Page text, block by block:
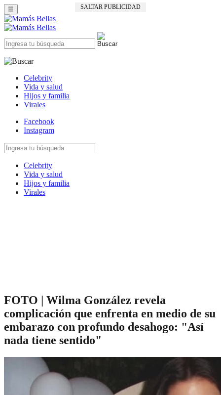
SALTAR PUBLICIDAD
☰
Celebrity
Vida y salud
Hijos y familia
Virales
Facebook
Instagram
Celebrity
Vida y salud
Hijos y familia
Virales
FOTO | Wilma González revela
complicación que enfrenta en medio de su
embarazo con profundo desahogo: "Así
nada tiene sentido"